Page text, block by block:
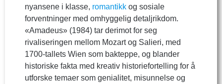
nyansene i klasse, romantikk og sosiale
forventninger med omhyggelig detaljrikdom.
«Amadeus» (1984) tar derimot for seg
rivaliseringen mellom Mozart og Salieri, med
1700-tallets Wien som bakteppe, og blander
historiske fakta med kreativ historiefortelling for å
utforske temaer som genialitet, misunnelse og